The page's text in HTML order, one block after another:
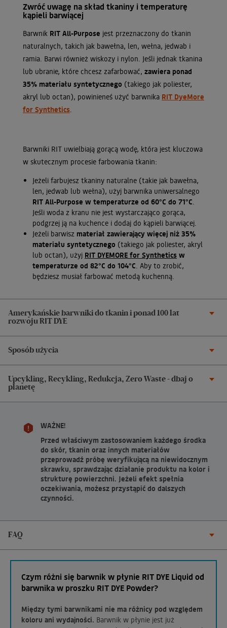
Zwróć uwagę na skład tkaniny i temperaturę
kąpieli barwiącej
Barwnik RIT All-Purpose jest przeznaczony do tkanin
naturalnych, takich jak bawełna, len, wełna, jedwab i
ramia. Barwi również wiskozy i nylon. Jeśli jednak tkanina
lub ubranie, które chcesz zafarbować, zawiera ponad
35% materiału syntetycznego (takiego jak poliester,
akryl lub octan), powinieneś użyć barwnika RIT DyeMore
for Synthetics
Barwniki RIT uwielbiają gorącą wodę, która jest kluczowa
w skutecznym procesie farbowania tkanin:
Jeżeli farbujesz tkaniny naturalne (takie jak bawełna,
len, jedwab lub wełna), użyj barwnika uniwersalnego
RIT All-Purpose w temperaturze od 60°C do 71°C
Jeśli woda z kranu nie jest wystarczająco gorąca,
podgrzej ją na kuchence i dodaj do kąpieli barwiącej.
Jeżeli barwisz materiał zawierający więcej niż 35%
materiału syntetycznego (takiego jak poliester, akryl
lub octan), użyj RIT DYEMORE for Synthetics w
temperaturze od 82°C do 104°C . Aby to zrobić,
będziesz musiał farbować metodą kuchenną.
Amerykańskie barwniki do tkanin i ponad 100 lat
rozwoju RIT DYE
Sposób użycia
Upcykling, Recykling, Redukcja, Zero Waste - dbaj o
planetę
WAŻNE!
Przed właściwym zastosowaniem każdego środka
do skór, tkanin oraz innych materiałów
przeprowadź próbę weryfikującą na niewidocznym
skrawku, sprawdzając działanie produktu na kolor i
strukturę powierzchni. Jeżeli efekt spełnia
oczekiwania, możesz przystąpić do dalszych
czynności.
FAQ
Czym różni się barwnik w płynie RIT DYE Liquid od
barwnika w proszku RIT DYE Powder?
Między tymi barwnikami nie ma różnicy pod względem
koloru ani wydajności. Barwnik w płynie jest już